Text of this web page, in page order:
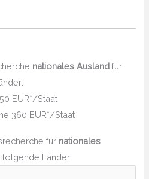
nationales Ausland für
EUR*/Staat
360 EUR*/Staat
für nationales
folgende Länder: